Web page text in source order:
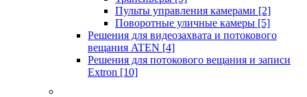
Пульты управления камерами [2]
Поворотные уличные камеры [5]
Решения для видеозахвата и потокового
вещания ATEN [4]
Решения для потокового вещания и записи
Extron [10]